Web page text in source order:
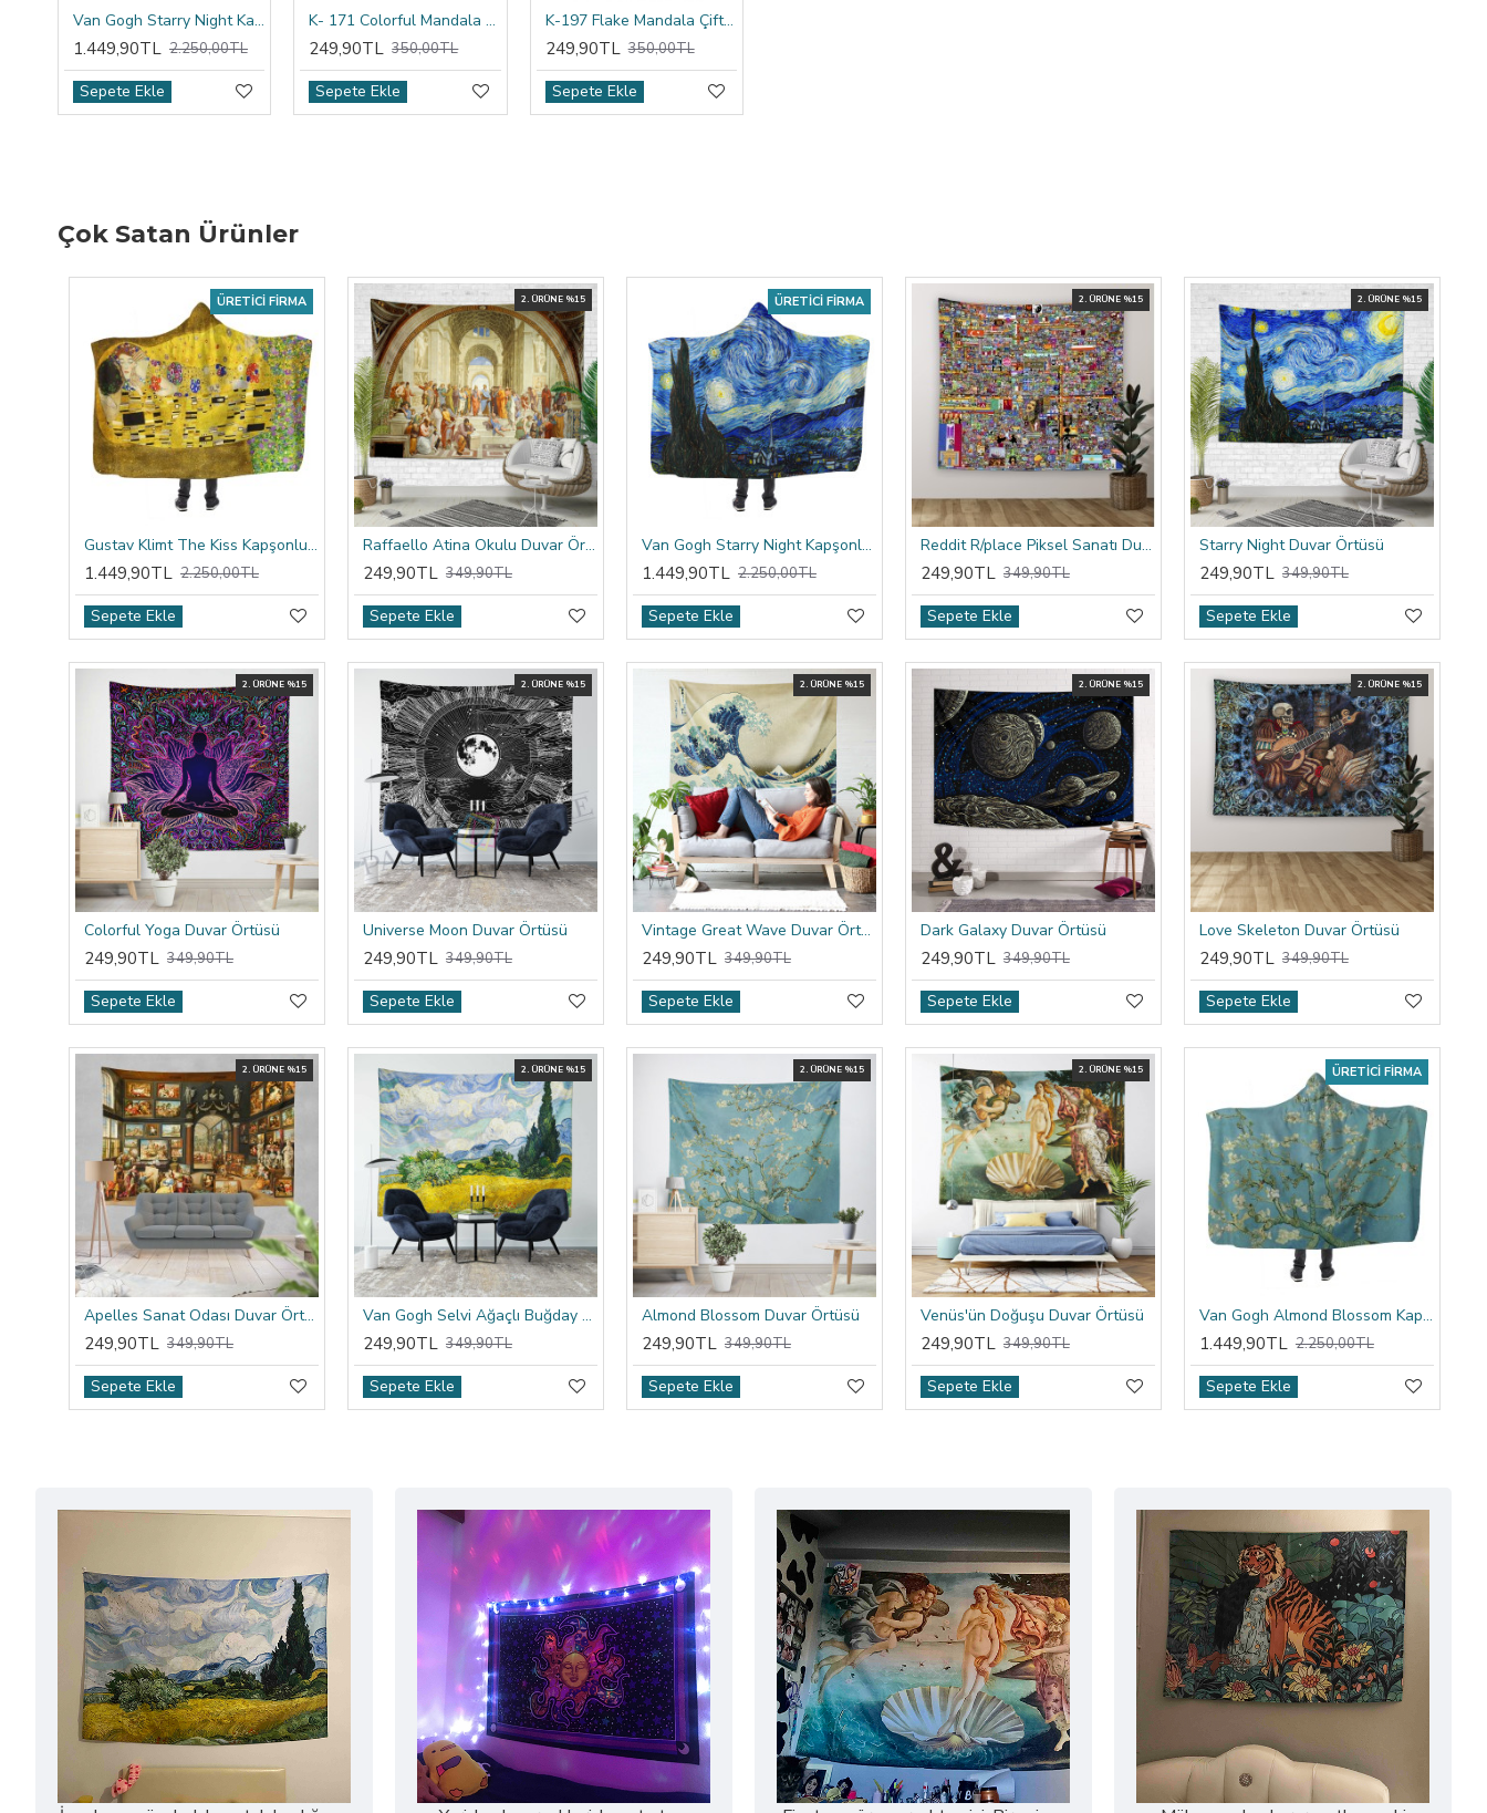
Van Gogh Starry Night Kapşonlu Battaniye
1.449,90TL 2.250,00TL
Sepete Ekle
K- 171 Colorful Mandala Tribal Çift Tarafı Baskılı Kırlent Kılıfı
249,90TL 350,00TL
Sepete Ekle
K-197 Flake Mandala Çift Tarafı Baskılı Kırlent Kılıfı
249,90TL 350,00TL
Sepete Ekle
Çok Satan Ürünler
ÜRETICI FIRMA
Gustav Klimt The Kiss Kapşonlu Battaniye
1.449,90TL 2.250,00TL
Sepete Ekle
2. ÜRÜNE %15
Raffaello Atina Okulu Duvar Örtüsü
249,90TL 349,90TL
Sepete Ekle
ÜRETICI FIRMA
Van Gogh Starry Night Kapşonlu Battaniye
1.449,90TL 2.250,00TL
Sepete Ekle
2. ÜRÜNE %15
Reddit R/place Piksel Sanatı Duvar Örtüsü
249,90TL 349,90TL
Sepete Ekle
2. ÜRÜNE %15
Starry Night Duvar Örtüsü
249,90TL 349,90TL
Sepete Ekle
2. ÜRÜNE %15
Colorful Yoga Duvar Örtüsü
249,90TL 349,90TL
Sepete Ekle
2. ÜRÜNE %15
Universe Moon Duvar Örtüsü
249,90TL 349,90TL
Sepete Ekle
2. ÜRÜNE %15
Vintage Great Wave Duvar Örtüsü
249,90TL 349,90TL
Sepete Ekle
2. ÜRÜNE %15
Dark Galaxy Duvar Örtüsü
249,90TL 349,90TL
Sepete Ekle
2. ÜRÜNE %15
Love Skeleton Duvar Örtüsü
249,90TL 349,90TL
Sepete Ekle
2. ÜRÜNE %15
Apelles Sanat Odası Duvar Örtüsü
249,90TL 349,90TL
Sepete Ekle
2. ÜRÜNE %15
Van Gogh Selvi Ağaçlı Buğday Tarlası Duvar Örtüsü
249,90TL 349,90TL
Sepete Ekle
2. ÜRÜNE %15
Almond Blossom Duvar Örtüsü
249,90TL 349,90TL
Sepete Ekle
2. ÜRÜNE %15
Venüs'ün Doğuşu Duvar Örtüsü
249,90TL 349,90TL
Sepete Ekle
ÜRETICI FIRMA
Van Gogh Almond Blossom Kapşonlu Battaniye
1.449,90TL 2.250,00TL
Sepete Ekle